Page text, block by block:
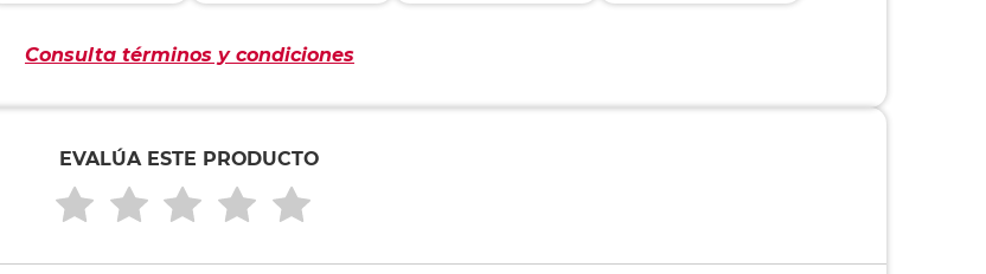
Consulta términos y condiciones
EVALÚA ESTE PRODUCTO